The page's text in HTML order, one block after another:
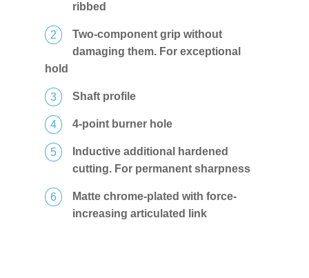
ribbed
Two-component grip without
damaging them. For exceptional
hold
Shaft profile
4-point burner hole
Inductive additional hardened
cutting. For permanent sharpness
Matte chrome-plated with force-
increasing articulated link